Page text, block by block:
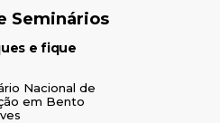
Seminários
e fique
Nacional de
em Bento